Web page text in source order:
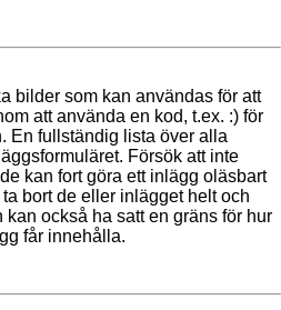
bilder som kan användas för att
att använda en kod, t.ex. :) för
En fullständig lista över alla
Försök att inte
kan fort göra ett inlägg oläsbart
bort de eller inlägget helt och
kan också ha satt en gräns för hur
får innehålla.